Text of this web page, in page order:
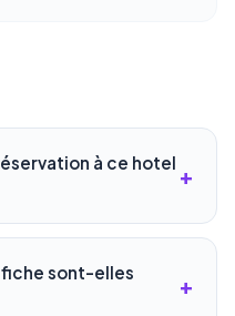
à ce hotel
sont-elles